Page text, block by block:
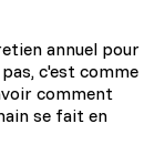
annuel pour
c'est comme
comment
se fait en